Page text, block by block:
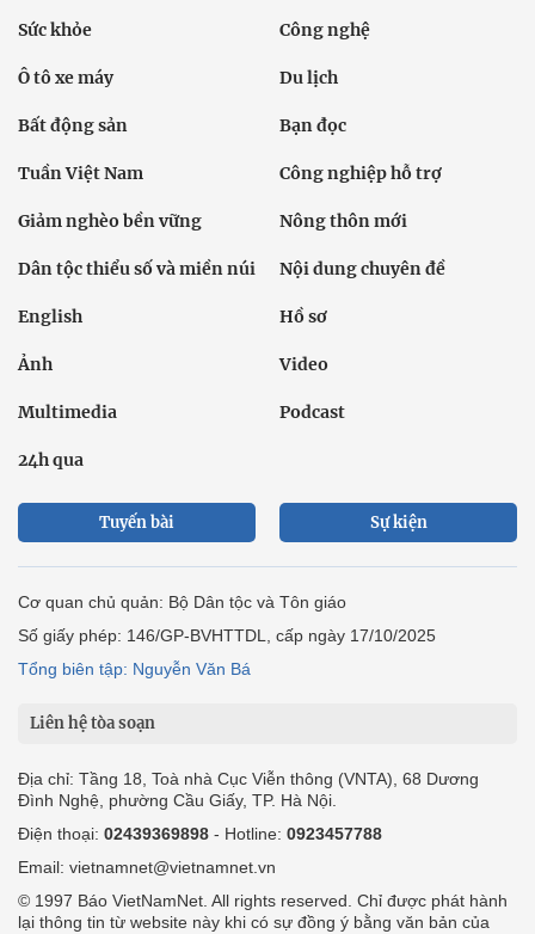
Sức khỏe Công nghệ
Ô tô xe máy Du lịch
Bất động sản Bạn đọc
Tuần Việt Nam Công nghiệp hỗ trợ
Giảm nghèo bền vững Nông thôn mới
Dân tộc thiểu số và miền núi Nội dung chuyên đề
English Hồ sơ
Ảnh Video
Multimedia Podcast
24h qua
Tuyến bài Sự kiện
Cơ quan chủ quản: Bộ Dân tộc và Tôn giáo
Số giấy phép: 146/GP-BVHTTDL, cấp ngày 17/10/2025
Tổng biên tập: Nguyễn Văn Bá
Liên hệ tòa soạn
Địa chỉ: Tầng 18, Toà nhà Cục Viễn thông (VNTA), 68 Dương
Đình Nghệ, phường Cầu Giấy, TP. Hà Nội.
Điện thoại: 02439369898 - Hotline: 0923457788
Email: vietnamnet@vietnamnet.vn
© 1997 Báo VietNamNet. All rights reserved. Chỉ được phát hành
lại thông tin từ website này khi có sự đồng ý bằng văn bản của